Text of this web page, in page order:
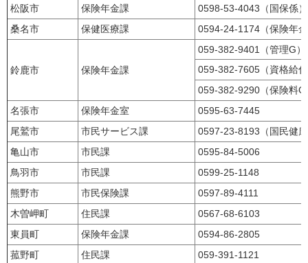
松阪市
保険年金課
0598-53-4043（国保係）
桑名市
保健医療課 0594-24-1174（保険年
鈴鹿市 保険年金課
059-382-9401（管理G）
059-382-7605（資格給
059-382-9290（保険料G
名張市
保険年金室
0595-63-7445
尾鷲市
市民サービス課
0597-23-8193（国民健
亀山市
市民課
0595-84-5006
鳥羽市
市民課
0599-25-1148
熊野市
市民保険課
0597-89-4111
木曽岬町
住民課
0567-68-6103
東員町
保険年金課
0594-86-2805
菰野町
住民課
059-391-1121